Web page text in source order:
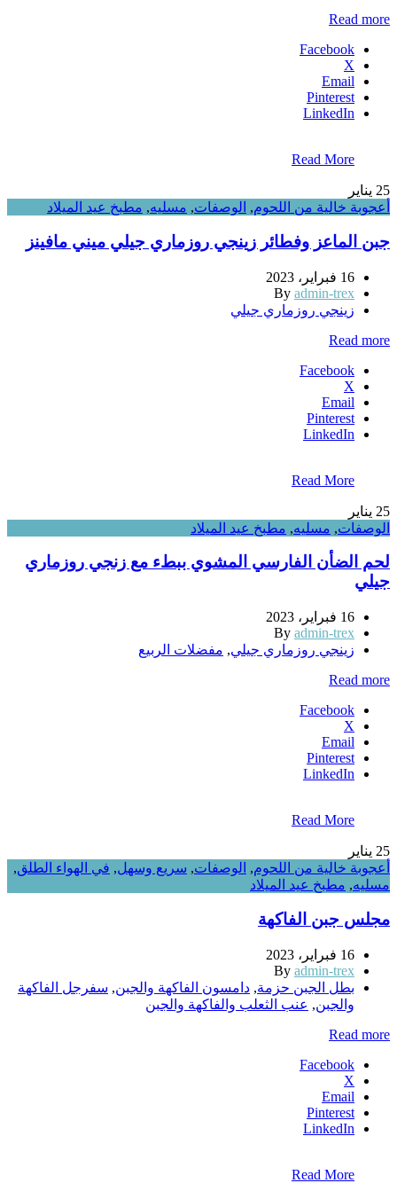
Read more
Facebook
X
Email
Pinterest
LinkedIn
Read More
25 يناير
أعجوبة خالية من اللحوم, الوصفات, مسليه, مطبخ عيد الميلاد
جبن الماعز وفطائر زينجي روزماري جيلي ميني مافينز
16 فبراير، 2023
By admin-trex
زينجي روزماري جيلي
Read more
Facebook
X
Email
Pinterest
LinkedIn
Read More
25 يناير
الوصفات, مسليه, مطبخ عيد الميلاد
لحم الضأن الفارسي المشوي ببطء مع زنجي روزماري
جيلي
16 فبراير، 2023
By admin-trex
زينجي روزماري جيلي, مفضلات الربيع
Read more
Facebook
X
Email
Pinterest
LinkedIn
Read More
25 يناير
أعجوبة خالية من اللحوم, الوصفات, سريع وسهل, في الهواء الطلق,
مسليه, مطبخ عيد الميلاد
مجلس جبن الفاكهة
16 فبراير، 2023
By admin-trex
بطل الجبن حزمة, دامسون الفاكهة والجبن, سفرجل الفاكهة
والجبن, عنب الثعلب والفاكهة والجبن
Read more
Facebook
X
Email
Pinterest
LinkedIn
Read More